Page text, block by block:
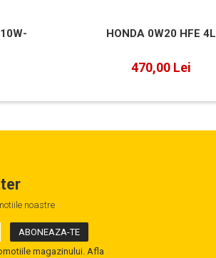
HONDA 0W20 HFE 4L
470,00 Lei
noastre
magazinului. Afla